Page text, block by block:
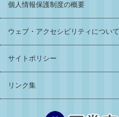
個人情報保護制度の概要
ウェブ・アクセシビリティについて
サイトポリシー
リンク集